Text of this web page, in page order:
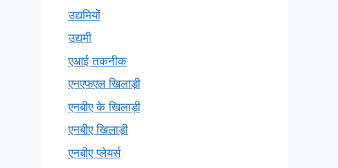
उद्यमियों
उद्यमी
एआई तकनीक
एनएफएल खिलाड़ी
एनबीए के खिलाड़ी
एनबीए खिलाड़ी
एनबीए प्लेयर्स